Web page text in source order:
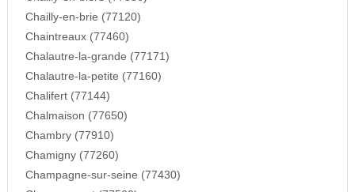
Chailly-en-brie (77120)
Chaintreaux (77460)
Chalautre-la-grande (77171)
Chalautre-la-petite (77160)
Chalifert (77144)
Chalmaison (77650)
Chambry (77910)
Chamigny (77260)
Champagne-sur-seine (77430)